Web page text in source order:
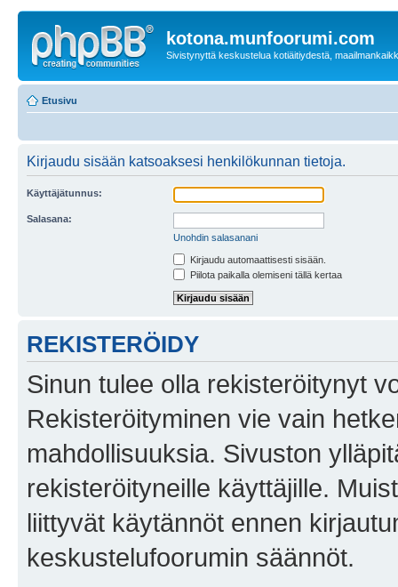
kotona.munfoorumi.com
Sivistynyttä keskustelua kotiäitiydestä,
Etusivu
Kirjaudu sisään katsoaksesi henkilökunnan tietoja.
Käyttäjätunnus:
Salasana:
Unohdin salasanani
Kirjaudu automaattisesti sisään.
Piilota paikalla olemiseni tällä kertaa
REKISTERÖIDY
Sinun tulee olla rekisteröitynyt
Rekisteröityminen vie vain
mahdollisuuksia. Sivuston
rekisteröityneille käyttäjille.
liittyvät käytännöt ennen
keskustelufoorumin säännöt.